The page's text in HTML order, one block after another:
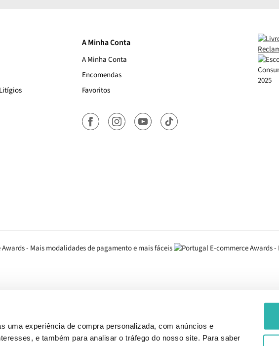
uma experiência de compra personalizada, com anúncios e
e também para analisar o tráfego do nosso site. Para saber
A Minha Conta
A Minha Conta
Encomendas
Favoritos